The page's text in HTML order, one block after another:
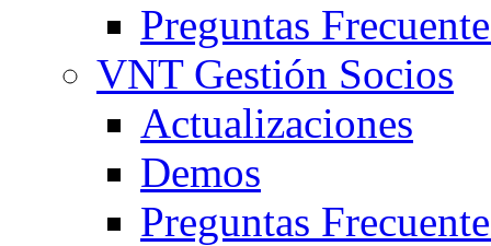
Preguntas
VNT Gestión Socios
Actualizaciones
Demos
Preguntas